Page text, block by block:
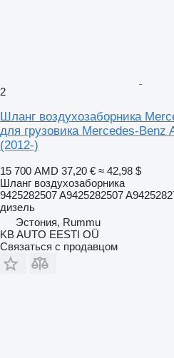
2
Шланг воздухозаборника
для грузовика Mercedes-Benz
(2012-)
15 700 AMD 37,20 € ≈ 42,98 $
Шланг воздухозаборника
9425282507 A9425282507
дизель
Эстония, Rummu
KB AUTO EESTI OÜ
Связаться с продавцом